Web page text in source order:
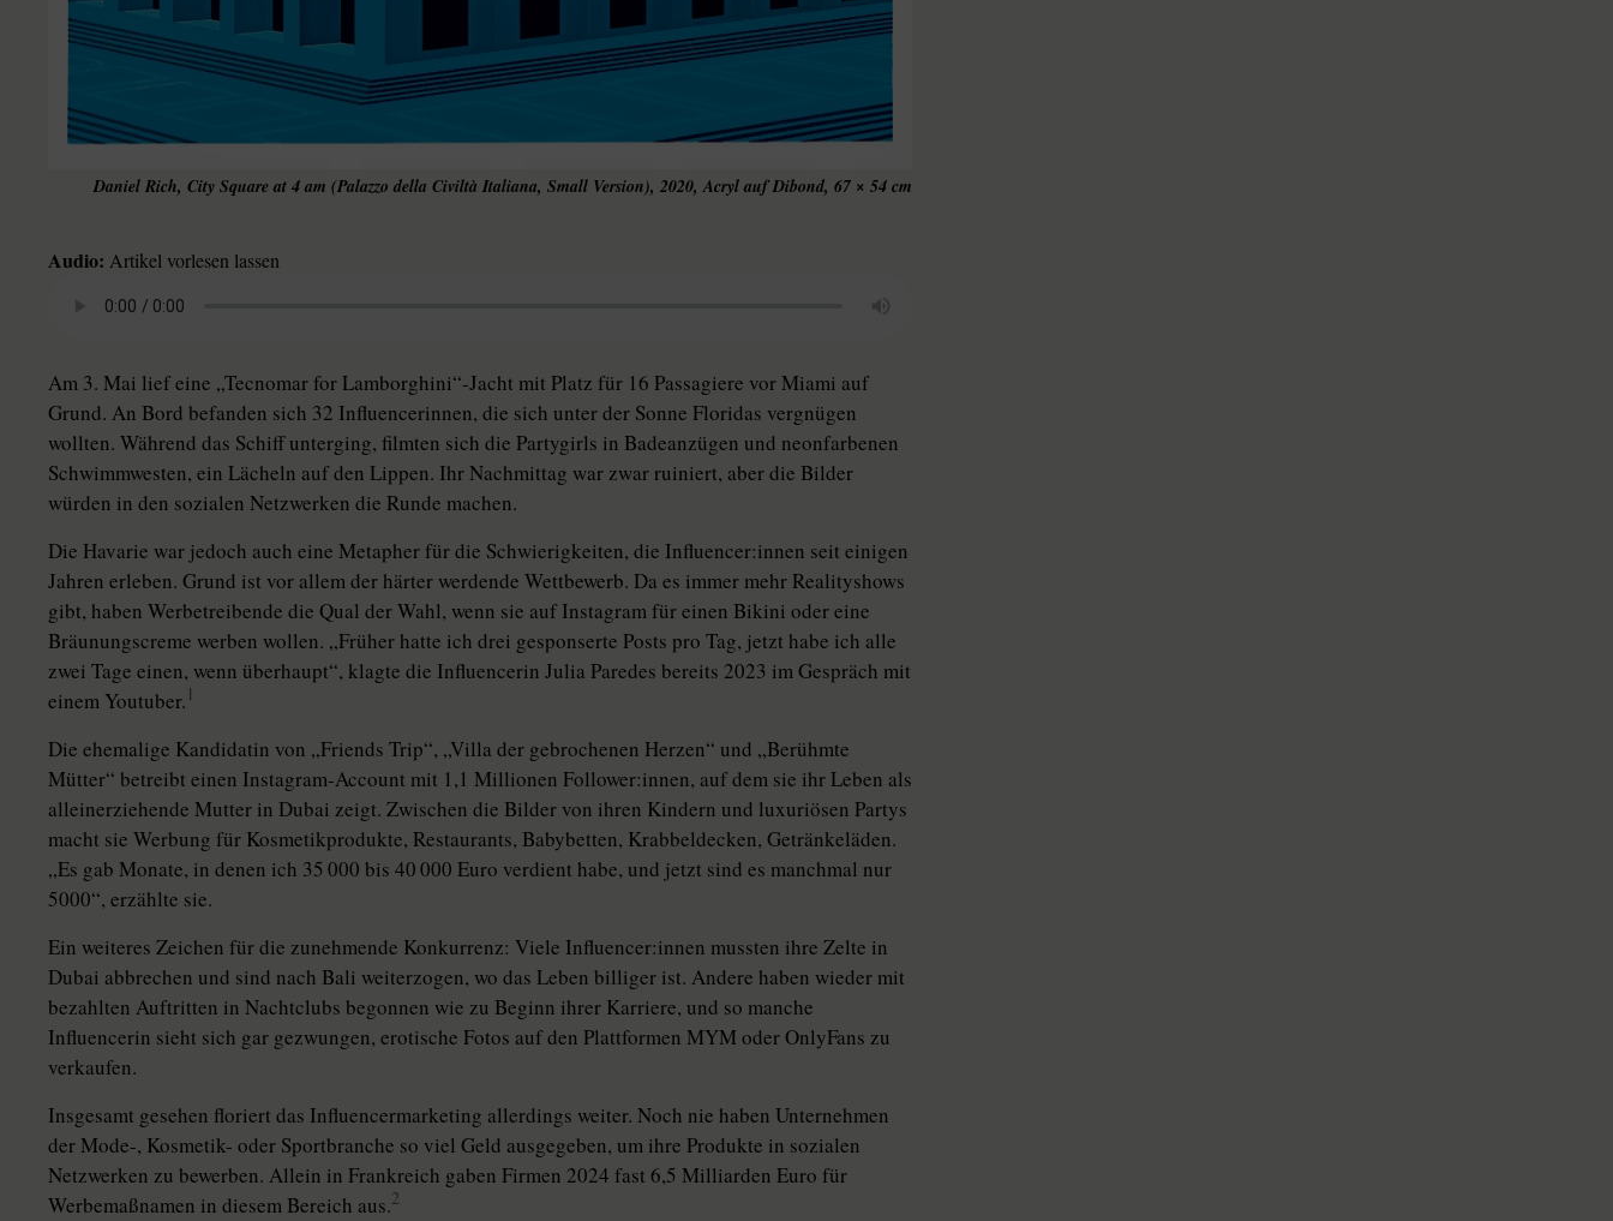
Daniel Rich, City Square at 4 am (Palazzo della Civiltà Italiana, Small Version), 2020, Acryl auf Dibond, 67 × 54 cm
Audio: Artikel vorlesen lassen
Am 3. Mai lief eine „Tecnomar for Lamborghini“-Jacht mit Platz für 16 Passagiere vor Miami auf
Grund. An Bord befanden sich 32 Influencerinnen, die sich unter der Sonne Floridas vergnügen
wollten. Während das Schiff unterging, filmten sich die Partygirls in Badeanzügen und neonfarbenen
Schwimmwesten, ein Lächeln auf den Lippen. Ihr Nachmittag war zwar ruiniert, aber die Bilder
würden in den sozialen Netzwerken die Runde machen.
Die Havarie war jedoch auch eine Metapher für die Schwierigkeiten, die In­flu­en­ce­r:in­nen seit einigen
Jahren erleben. Grund ist vor allem der härter werdende Wettbewerb. Da es immer mehr Realityshows
gibt, haben Werbetreibende die Qual der Wahl, wenn sie auf Instagram für einen Bikini oder eine
Bräunungscreme werben wollen. „Früher hatte ich drei gesponserte Posts pro Tag, jetzt habe ich alle
zwei Tage einen, wenn überhaupt“, klagte die Influencerin Julia Paredes bereits 2023 im Gespräch mit
einem Youtuber. 1
Die ehemalige Kandidatin von „Friends Trip“, „Villa der gebrochenen Herzen“ und „Berühmte
Mütter“ betreibt einen Instagram-Account mit 1,1 Millionen Follower:innen, auf dem sie ihr Leben als
alleinerziehende Mutter in Dubai zeigt. Zwischen die Bilder von ihren Kindern und luxuriösen Partys
macht sie Werbung für Kosmetikprodukte, Restaurants, Babybetten, Krabbeldecken, Getränkeläden.
„Es gab Monate, in denen ich 35 000 bis 40 000 Euro verdient habe, und jetzt sind es manchmal nur
5000“, erzählte sie.
Ein weiteres Zeichen für die zunehmende Konkurrenz: Viele In­flu­en­cer:in­nen mussten ihre Zelte in
Dubai abbrechen und sind nach Bali weiterzogen, wo das Leben billiger ist. Andere haben wieder mit
bezahlten Auftritten in Nachtclubs begonnen wie zu Beginn ihrer Karriere, und so manche
Influencerin sieht sich gar gezwungen, erotische Fotos auf den Plattformen MYM oder OnlyFans zu
verkaufen.
Insgesamt gesehen floriert das Influencermarketing allerdings weiter. Noch nie haben Unternehmen
der Mode-, Kosmetik- oder Sportbranche so viel Geld ausgegeben, um ihre Produkte in sozialen
Netzwerken zu bewerben. Allein in Frankreich gaben Firmen 2024 fast 6,5 Milliarden Euro für
Werbemaßnamen in diesem Bereich aus.2